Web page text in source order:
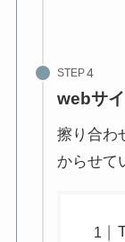
STEP
webサ
擦り合わ
からせて